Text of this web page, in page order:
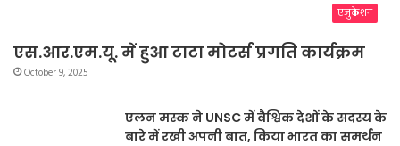
एजुकेशन
एस.आर.एम.यू. में हुआ टाटा मोटर्स प्रगति कार्यक्रम
October 9, 2025
एलन मस्क ने UNSC में वैश्विक देशों के सदस्य के
बारे में रखी अपनी बात, किया भारत का समर्थन